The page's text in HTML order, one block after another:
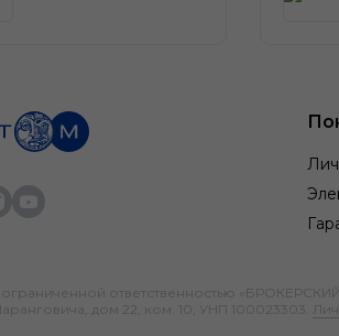
ограниченной ответственностью
дом 22, ком. 10; УНП 100023303.